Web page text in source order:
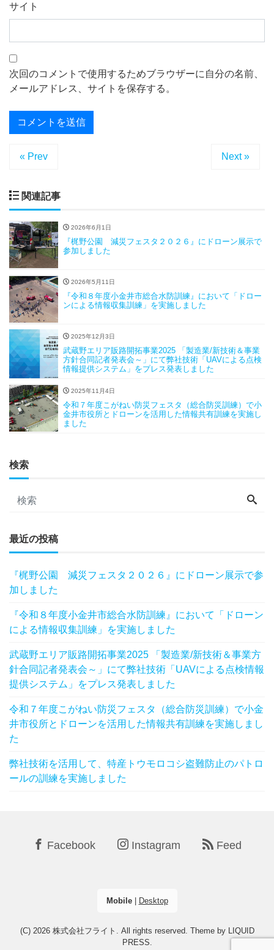
サイト
次回のコメントで使用するためブラウザーに自分の名前、
メールアドレス、サイトを保存する。
« Prev Next »
関連記事
2026年6月1日
『梶野公園 減災フェスタ２０２６』にドローン展示で
参加しました
2026年5月11日
『令和８年度小金井市総合水防訓練』において「ドロー
ンによる情報収集訓練」を実施しました
2025年12月3日
武蔵野エリア販路開拓事業2025 「製造業/新技術＆事業
方針合同記者発表会～」にて弊社技術「UAVによる点検
情報提供システム」をプレス発表しました
2025年11月4日
令和７年度こがねい防災フェスタ（総合防災訓練）で小
金井市役所とドローンを活用した情報共有訓練を実施し
ました
検索
最近の投稿
『梶野公園 減災フェスタ２０２６』にドローン展示で参
加しました
『令和８年度小金井市総合水防訓練』において「ドローン
による情報収集訓練」を実施しました
武蔵野エリア販路開拓事業2025 「製造業/新技術＆事業方
針合同記者発表会～」にて弊社技術「UAVによる点検情報
提供システム」をプレス発表しました
令和７年度こがねい防災フェスタ（総合防災訓練）で小金
井市役所とドローンを活用した情報共有訓練を実施しまし
た
弊社技術を活用して、特産トウモロコシ盗難防止のパトロ
ールの訓練を実施しました
Facebook Instagram Feed
Mobile| Desktop
(C) 2026 株式会社フライト . All rights reserved. Theme by LIQUID
PRESS.